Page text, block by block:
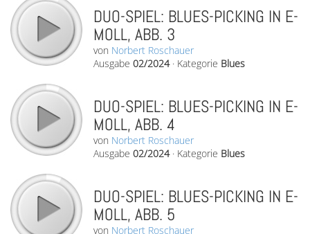
DUO-SPIEL: BLUES-PICKING IN E-
MOLL, ABB. 3
von Norbert Roschauer
Ausgabe 02/2024· Kategorie Blues
DUO-SPIEL: BLUES-PICKING IN E-
MOLL, ABB. 4
von Norbert Roschauer
Ausgabe 02/2024· Kategorie Blues
DUO-SPIEL: BLUES-PICKING IN E-
MOLL, ABB. 5
von Norbert Roschauer